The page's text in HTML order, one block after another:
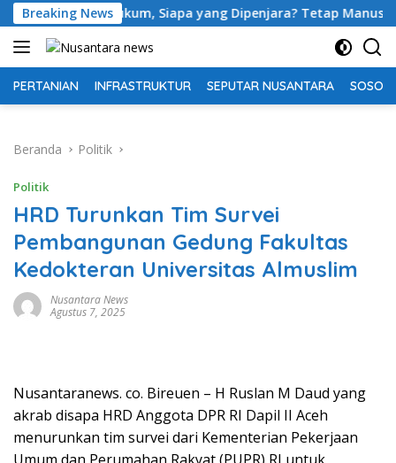
Langsung
ke
konten
Breaking News
Siapa yang Dipenjara? Tetap Manusia, Bukan Mesin!
PERTANIAN INFRASTRUKTUR SEPUTAR NUSANTARA SOSOK
Beranda Politik
Politik
HRD Turunkan Tim Survei
Pembangunan Gedung Fakultas
Kedokteran Universitas Almuslim
Nusantara News
Agustus 7, 2025
Nusantaranews. co. Bireuen – H Ruslan M Daud yang
akrab disapa HRD Anggota DPR RI Dapil II Aceh
menurunkan tim survei dari Kementerian Pekerjaan